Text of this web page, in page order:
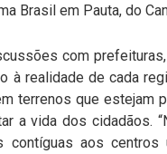
Brasil em Pauta, do
com
realidade de cada
terrenos que estejam
a vida dos cidadãos.
contíguas aos centros